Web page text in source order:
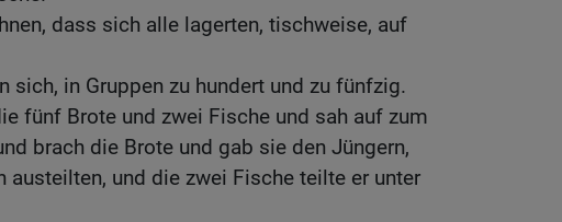
dass sich alle lagerten, tischweise, auf
sich, in Gruppen zu hundert und zu fünfzig.
fünf Brote und zwei Fische und sah auf zum
brach die Brote und gab sie den Jüngern,
austeilten, und die zwei Fische teilte er unter